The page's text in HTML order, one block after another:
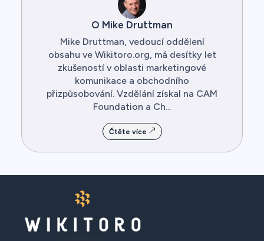
O Mike Druttman
Mike Druttman, vedoucí oddělení
obsahu ve Wikitoro.org, má desítky let
zkušeností v oblasti marketingové
komunikace a obchodního
přizpůsobování. Vzdělání získal na CAM
Foundation a Ch...
Čtěte více